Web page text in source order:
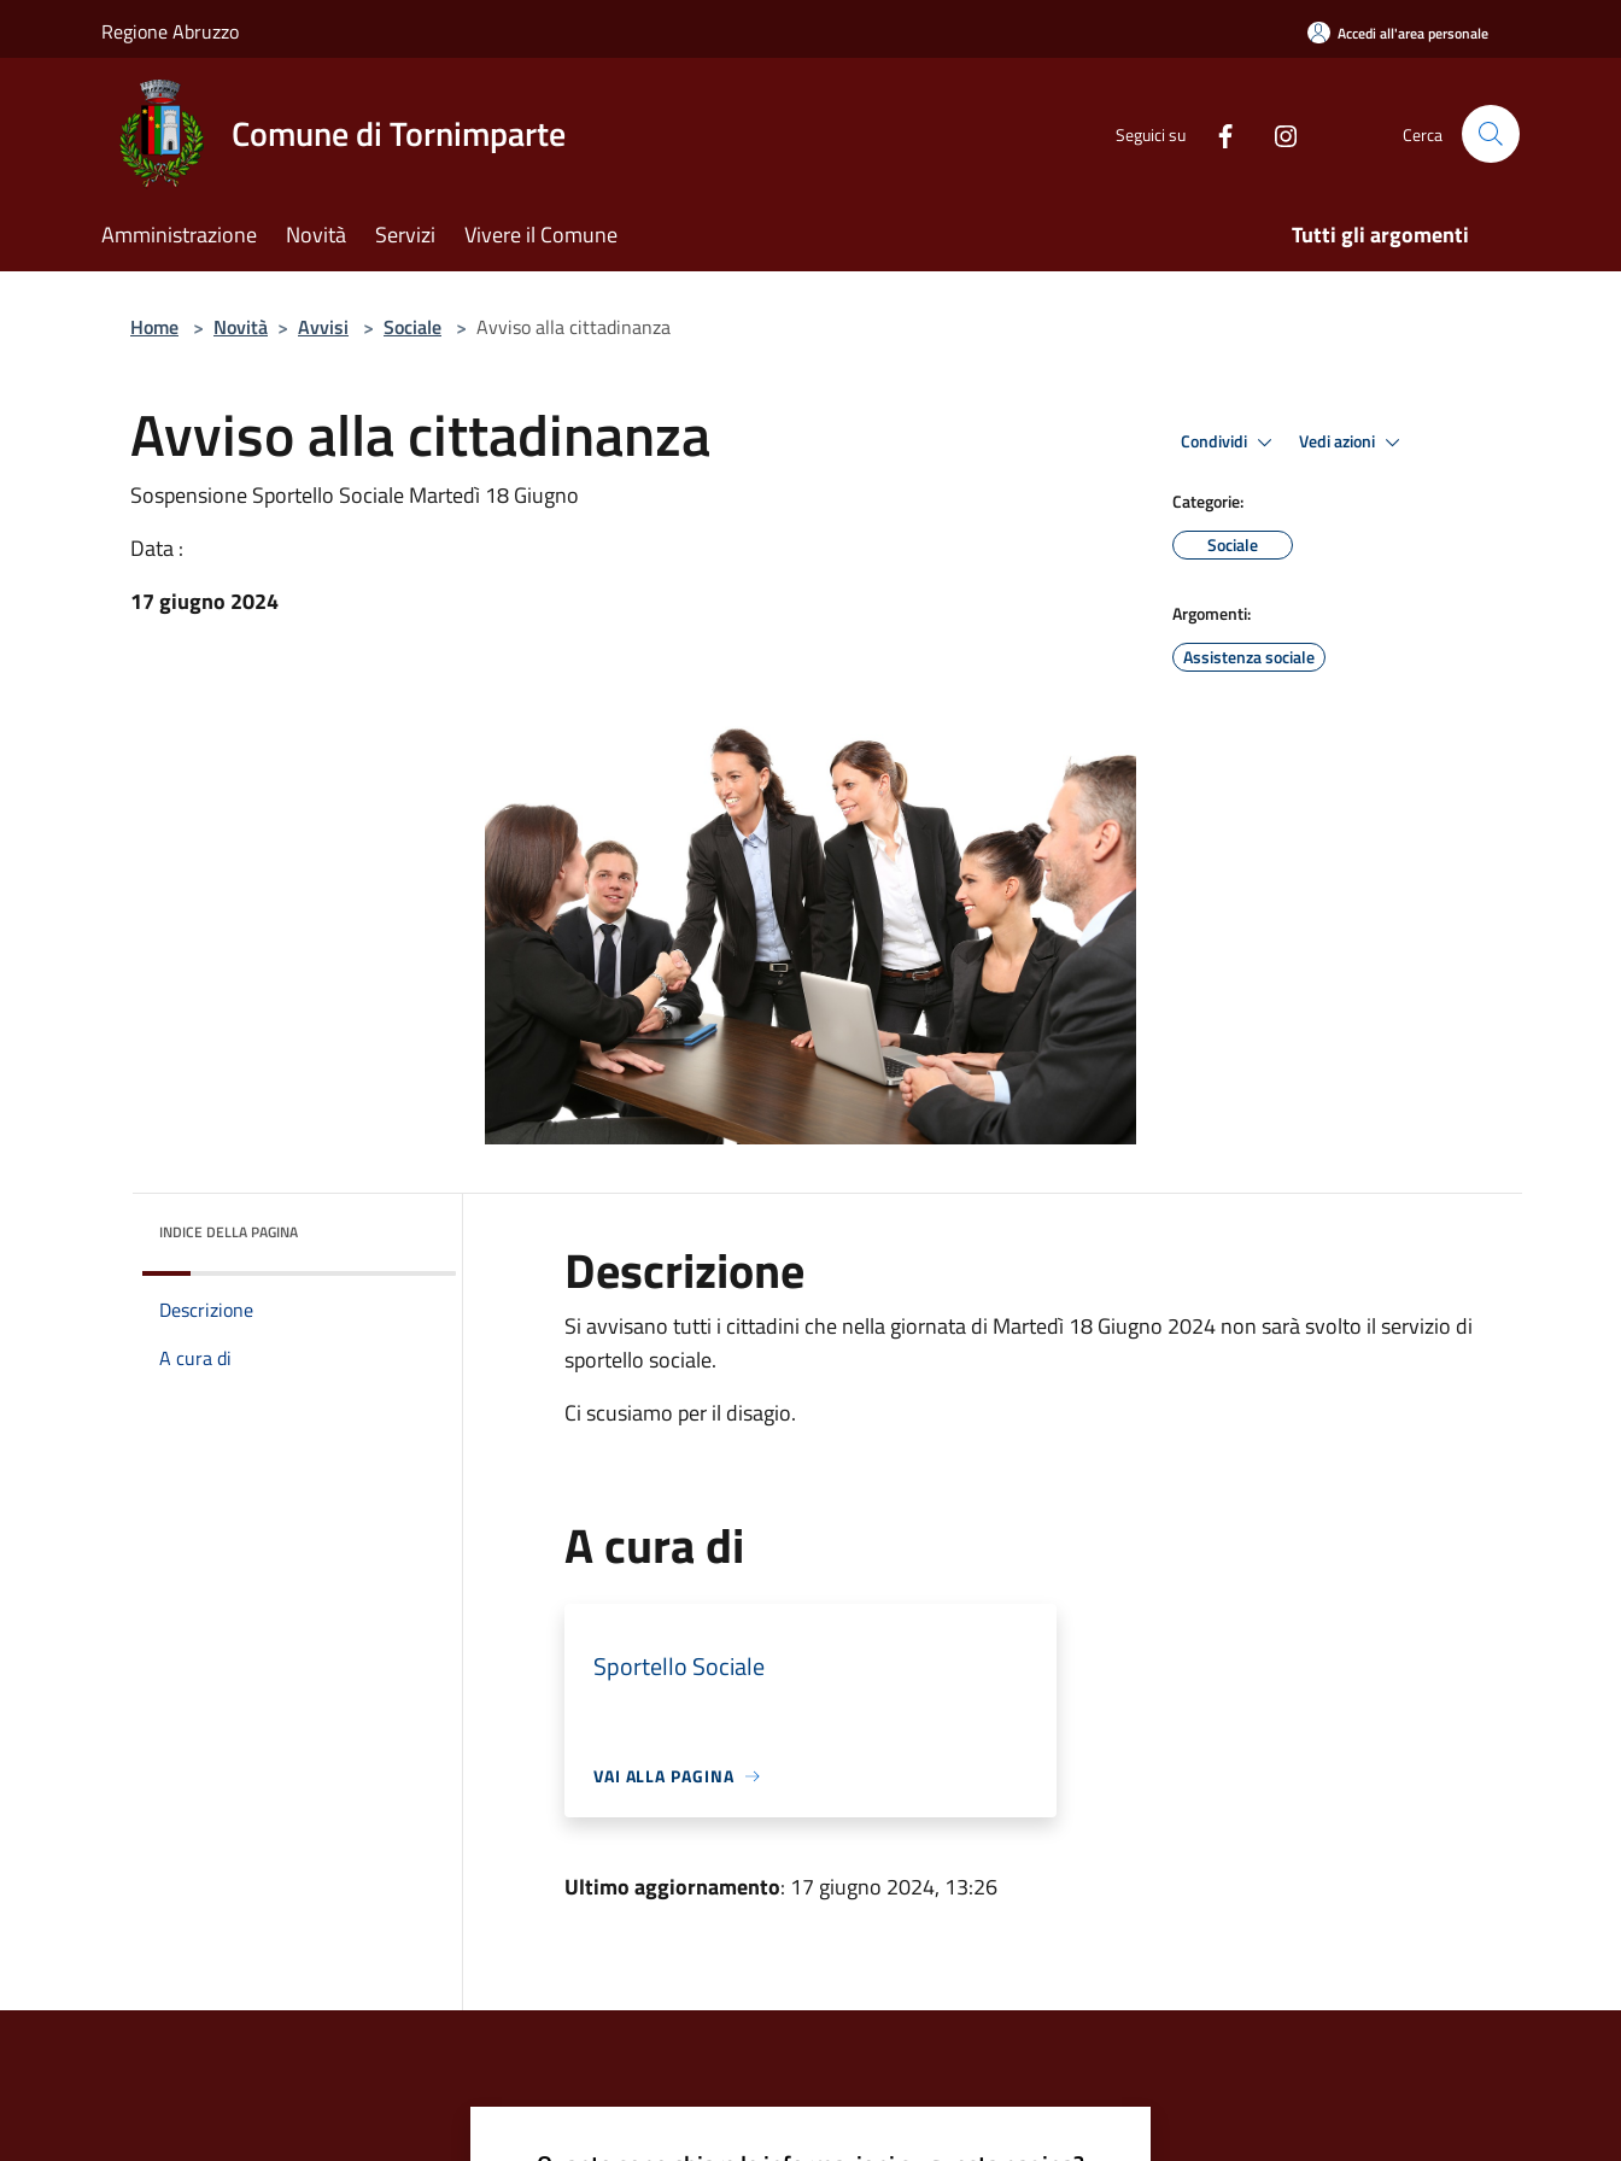
Regione Abruzzo Accedi all'area personale
Comune di Tornimparte Seguici su Cerca
Amministrazione Novità Servizi Vivere il Comune Tutti gli argomenti
Home > Novità > Avvisi > Sociale > Avviso alla cittadinanza
Avviso alla cittadinanza
Sospensione Sportello Sociale Martedì 18 Giugno
Data :
17 giugno 2024
Condividi Vedi azioni
Categorie:
Sociale
Argomenti:
Assistenza sociale
INDICE DELLA PAGINA
Descrizione
A cura di
Descrizione
Si avvisano tutti i cittadini che nella giornata di Martedì 18 Giugno 2024 non sarà svolto il servizio di
sportello sociale.
Ci scusiamo per il disagio.
A cura di
Sportello Sociale
VAI ALLA PAGINA
Ultimo aggiornamento: 17 giugno 2024, 13:26